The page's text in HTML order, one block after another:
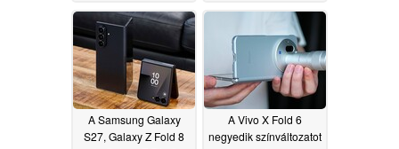
06/23/2026
A Samsung Galaxy
S27, Galaxy Z Fold 8
A Vivo X Fold 6
negyedik színváltozatot